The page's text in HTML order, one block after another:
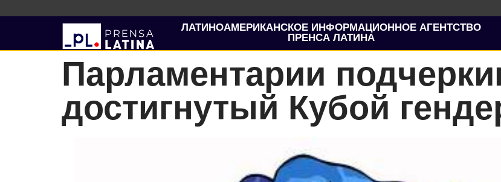
ЛАТИНОАМЕРИКАНСКОЕ ИНФОРМАЦИОННОЕ АГЕНТСТВО
ПРЕНСА ЛАТИНА
Парламентарии
достигнутый Кубой